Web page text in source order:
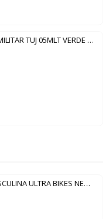
TRICICLO ULTRA BIKE MILITAR TUJ 05MLT VERDE MILITAR
BICICLETA ARO 26 MASCULINA ULTRA BIKES NEGRO MATE